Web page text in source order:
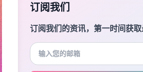
订阅我们
订阅我们的资讯，第一时间获